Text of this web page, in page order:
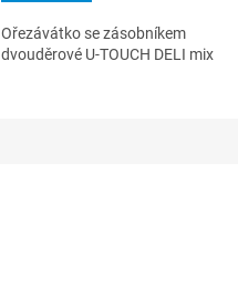
Ořezávátko se zásobníkem
dvouděrové U-TOUCH DELI mix